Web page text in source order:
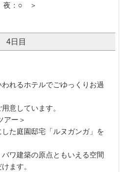
夜：○ ＞
4日目
れるホテルでごゆっくりお過
意しています。
アー＞
た庭園邸宅「ルヌガンガ」を
ワ建築の原点ともいえる空間
ます。